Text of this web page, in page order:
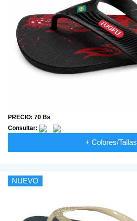
PRECIO: 70 Bs
Consultar:
+ Colores/Tallas
NUEVO